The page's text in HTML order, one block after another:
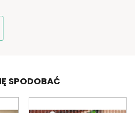
SPODOBAĆ